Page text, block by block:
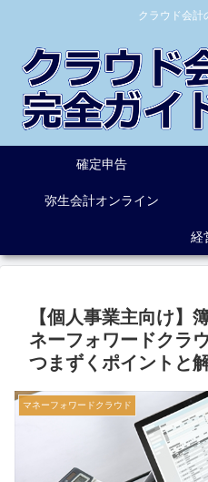
クラウド会計
確定申告
弥生会計オンライン
経
【個人事業主向け】
ネーフォワードクラ
つまずくポイントと
マネーフォワードクラウド